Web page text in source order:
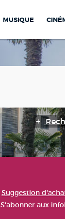
MUSIQUE
Suggestion
S'abonner aux